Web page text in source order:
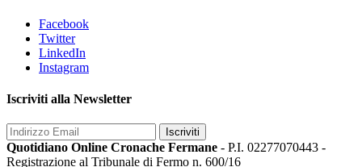
Facebook
Twitter
LinkedIn
Instagram
Iscriviti alla Newsletter
Iscriviti
Quotidiano Online Cronache Fermane - P.I. 02277070443 -
Registrazione al Tribunale di Fermo n. 600/16